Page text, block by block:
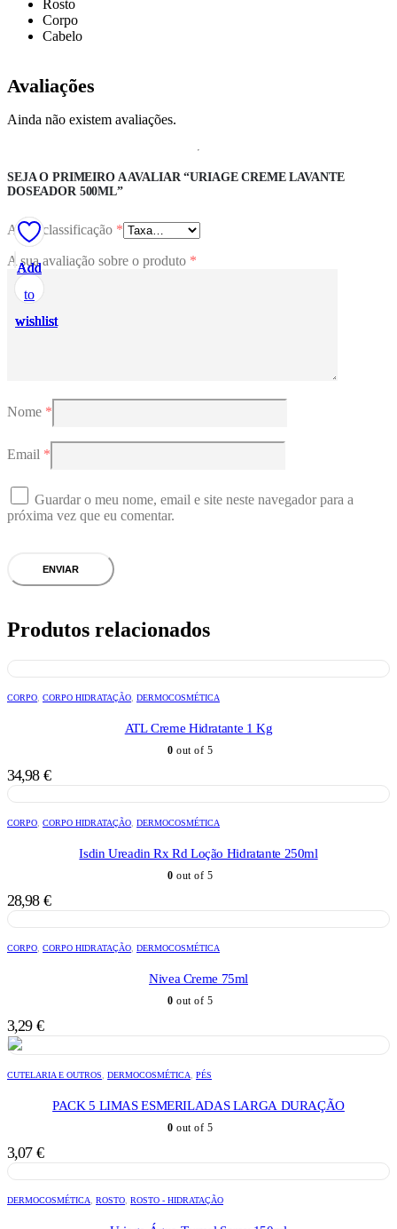
Rosto
Corpo
Cabelo
Avaliações
Ainda não existem avaliações.
SEJA O PRIMEIRO A AVALIAR “URIAGE CREME LAVANTE
DOSEADOR 500ML”
A sua classificação *
A sua avaliação sobre o produto *
Nome *
Email *
Guardar o meu nome, email e site neste navegador para a
próxima vez que eu comentar.
Produtos relacionados
Add
to
wishlist
CORPO CORPO HIDRATAÇÃO DERMOCOSMÉTICA
ATL Creme Hidratante 1 Kg
0 out of 5
34,98 €
Add
to
wishlist
CORPO CORPO HIDRATAÇÃO DERMOCOSMÉTICA
Isdin Ureadin Rx Rd Loção Hidratante 250ml
0 out of 5
28,98 €
Add
to
wishlist
CORPO CORPO HIDRATAÇÃO DERMOCOSMÉTICA
Nivea Creme 75ml
0 out of 5
3,29 €
Add
to
wishlist
CUTELARIA E OUTROS DERMOCOSMÉTICA PÉS
PACK 5 LIMAS ESMERILADAS LARGA DURAÇÃO
0 out of 5
3,07 €
Add
to
wishlist
DERMOCOSMÉTICA ROSTO ROSTO - HIDRATAÇÃO